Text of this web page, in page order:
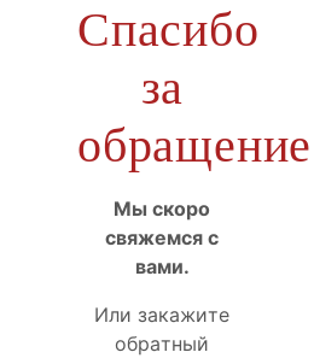
Спасибо
за
обращение
Мы скоро
свяжемся с
вами.
Или закажите
обратный